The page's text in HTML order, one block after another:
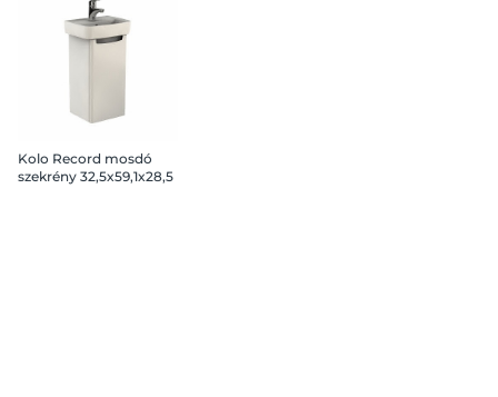
Kolo Record mosdó
szekrény 32,5x59,1x28,5